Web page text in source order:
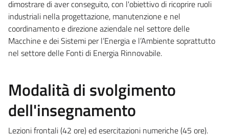
dimostrare di aver conseguito, con l'obiettivo di ricoprire ruoli
industriali nella progettazione, manutenzione e nel
coordinamento e direzione aziendale nel settore delle
Macchine e dei Sistemi per l’Energia e l’Ambiente soprattutto
nel settore delle Fonti di Energia Rinnovabile.
Modalità di svolgimento
dell'insegnamento
Lezioni frontali (42 ore) ed esercitazioni numeriche (45 ore).